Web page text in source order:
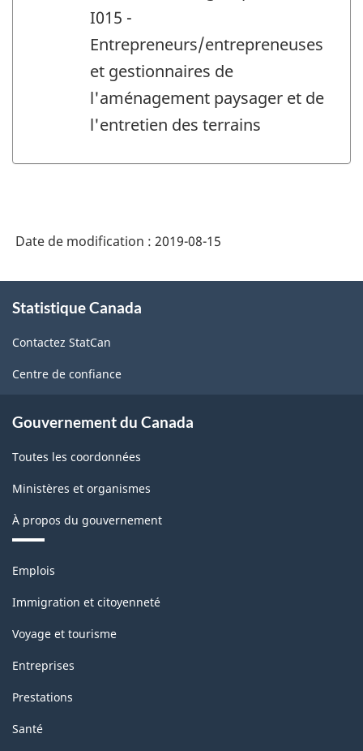
I015 -
Entrepreneurs/entrepreneuses
et gestionnaires de
l'aménagement paysager et de
l'entretien des terrains
Date de modification : 2019-08-15
propos
ce
site
Statistique Canada
Contactez StatCan
Centre de confiance
Gouvernement du Canada
Toutes les coordonnées
Ministères et organismes
À propos du gouvernement
Thèmes
sujets
Emplois
Immigration et citoyenneté
Voyage et tourisme
Entreprises
Prestations
Santé